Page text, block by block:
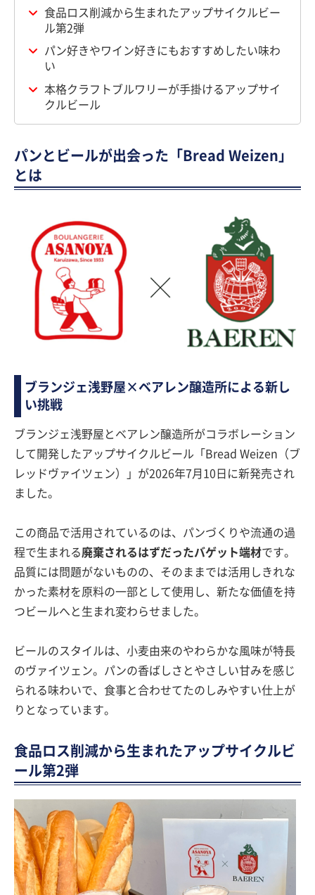
食品ロス削減から生まれたアップサイクルビー
ル第2弾
パン好きやワイン好きにもおすすめしたい味わ
い
本格クラフトブルワリーが手掛けるアップサイ
クルビール
パンとビールが出会った「Bread Weizen」
とは
ブランジェ浅野屋×ベアレン醸造所による新し
い挑戦
ブランジェ浅野屋とベアレン醸造所がコラボレーション
して開発したアップサイクルビール「Bread Weizen（ブ
レッドヴァイツェン）」が2026年7月10日に新発売され
ました。
この商品で活用されているのは、パンづくりや流通の過
程で生まれる廃棄されるはずだったバゲット端材です。
品質には問題がないものの、そのままでは活用しきれな
かった素材を原料の一部として使用し、新たな価値を持
つビールへと生まれ変わらせました。
ビールのスタイルは、小麦由来のやわらかな風味が特長
のヴァイツェン。パンの香ばしさとやさしい甘みを感じ
られる味わいで、食事と合わせてたのしみやすい仕上が
りとなっています。
食品ロス削減から生まれたアップサイクルビ
ール第2弾